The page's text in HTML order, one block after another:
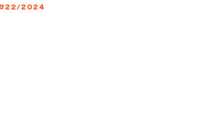
2024